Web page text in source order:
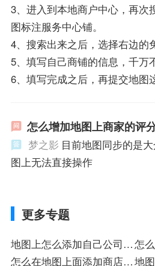
3、进入到本地商户中心，再次
图标注服务中心铺。
4、搜索出来之后，选择右边的
5、填写自己商铺的信息，千万
6、填写完成之后，再提交地图
怎么增加地图上商家的评
梦之影 目前地图同步的是
图上无法直接操作
更多专题
地图上怎么添加自己公司的
位置
怎
怎么在地图上面添加商店的地